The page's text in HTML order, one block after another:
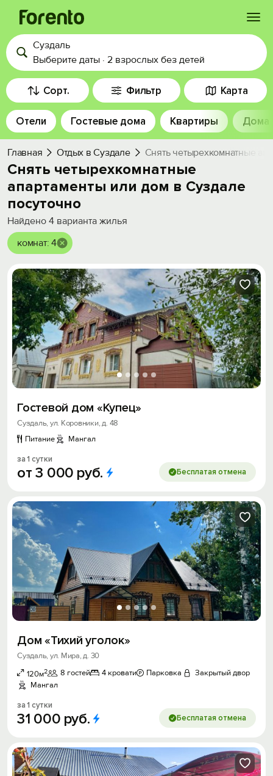
Войти
Избранное
История просмотра
Добавить свой объект
Суздаль
Выберите даты · 2 взрослых без детей
Сорт. Фильтр Карта
Отели Гостевые дома Квартиры Дома
Главная Отдых в Суздале Снять четырехкомнатные
Снять четырехкомнатные
апартаменты или дом в Суздале
посуточно
Найдено 4 варианта жилья
комнат: 4
Гостевой дом «Купец»
Суздаль, ул. Коровники, д. 48
Питание
Мангал
за 1 сутки
от3 000 руб. Бесплатая отмена
Дом «Тихий уголок»
Суздаль, ул. Мира, д. 30
120м2 8 гостей 4 кровати Парковка
Закрытый двор
Мангал
за 1 сутки
31 000 руб. Бесплатая отмена